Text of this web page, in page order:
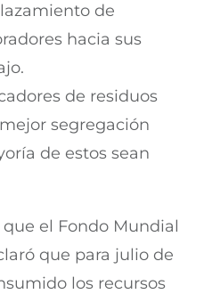
de
hacia sus
de residuos
segregación
de estos sean
el Fondo Mundial
que para julio de
los recursos